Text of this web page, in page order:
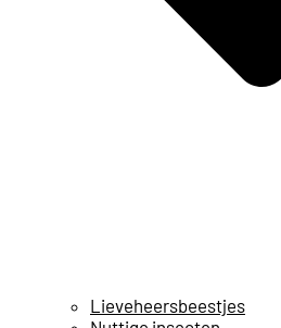
Lieveheersbeestjes